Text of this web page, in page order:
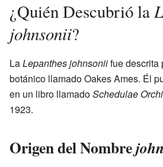
¿Quién Descubrió la
johnsonii?
LaLepanthes johnsoniifue descrita
botánico llamado Oakes Ames. Él
en un libro llamadoSchedulae
1923.
Origen del Nombre